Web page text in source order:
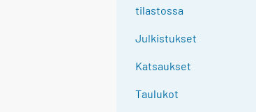
tilastossa
Julkistukset
Katsaukset
Taulukot